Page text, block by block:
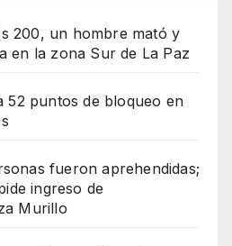
200, un hombre mató y
en la zona Sur de La Paz
52 puntos de bloqueo en
fueron aprehendidas;
ingreso de
Murillo